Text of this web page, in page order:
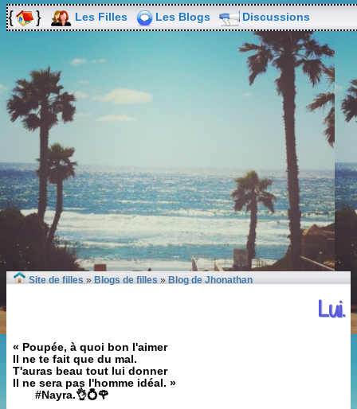
Les Filles Les Blogs Discussions
Site de filles » Blogs de filles » Blog de Jhonathan
Lui.
« Poupée, à quoi bon l'aimer
Il ne te fait que du mal.
T'auras beau tout lui donner
Il ne sera pas l'homme idéal. »
‪ #‎Nayra.👌💍🌹